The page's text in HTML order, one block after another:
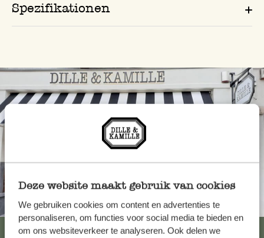
Deze website maakt gebruik van cookies
We gebruiken cookies om content en advertenties te
personaliseren, om functies voor social media te bieden en
om ons websiteverkeer te analyseren. Ook delen we
Spezifikationen
Immer in der Nähe
Alle 62 Geschäfte anzeigen